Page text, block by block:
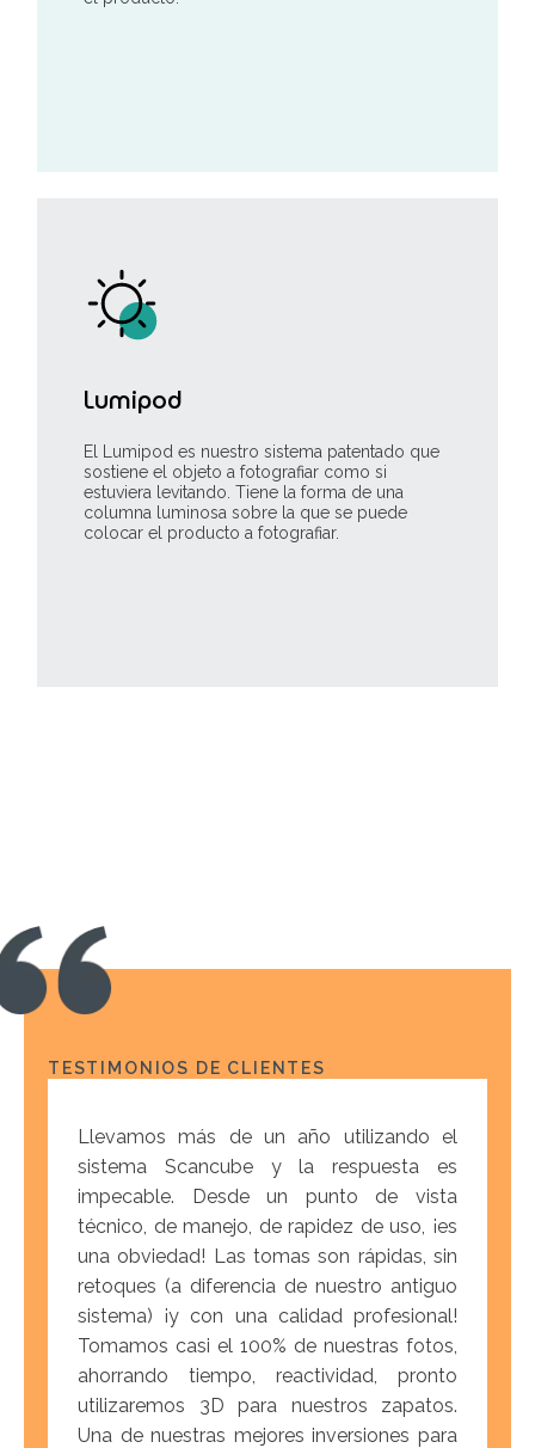
Lumipod
El Lumipod es nuestro sistema patentado que
sostiene el objeto a fotografiar como si
estuviera levitando. Tiene la forma de una
columna luminosa sobre la que se puede
colocar el producto a fotografiar.
TESTIMONIOS DE CLIENTES
Hace ocho meses probamos el ScanCube
516 para complementar un sistema de la
competencia que ya teníamos. Hoy he
guardado el equipo de la competencia en
el armario y he comprado un segundo
ScanCube. Es el mejor estudio fotográfico
que conozco
&NBSP- CHAUSTY
Llevamos más de un año utilizando el
sistema Scancube y la respuesta es
impecable. Desde un punto de vista
técnico, de manejo, de rapidez de uso, ¡es
una obviedad! Las tomas son rápidas, sin
retoques (a diferencia de nuestro antiguo
sistema) ¡y con una calidad profesional!
Tomamos casi el 100% de nuestras fotos,
ahorrando tiempo, reactividad, pronto
utilizaremos 3D para nuestros zapatos.
Una de nuestras mejores inversiones para